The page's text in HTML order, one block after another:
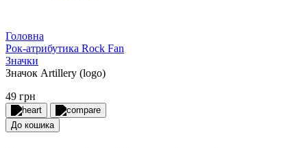
Головна
Рок-атрибутика Rock Fan
Значки
Значок Artillery (logo)
49 грн
До кошика